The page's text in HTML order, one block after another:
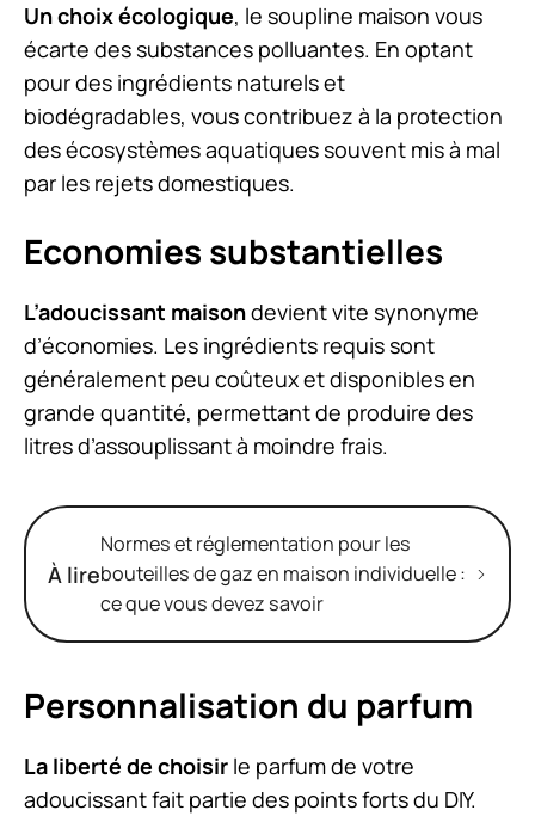
Un choix écologique, le soupline maison vous
écarte des substances polluantes. En optant
pour des ingrédients naturels et
biodégradables, vous contribuez à la protection
des écosystèmes aquatiques souvent mis à mal
par les rejets domestiques.
Economies substantielles
L’adoucissant maisondevient vite synonyme
d’économies. Les ingrédients requis sont
généralement peu coûteux et disponibles en
grande quantité, permettant de produire des
litres d’assouplissant à moindre frais.
À lire
Normes et réglementation pour les
bouteilles de gaz en maison individuelle :
ce que vous devez savoir
Personnalisation du parfum
La liberté de choisir le parfum de votre
adoucissant fait partie des points forts du DIY.